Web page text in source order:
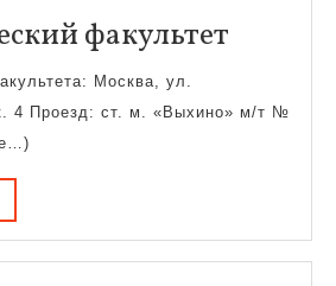
факультет
Москва, ул.
4 Проезд: ст. м. «Выхино» м/т №